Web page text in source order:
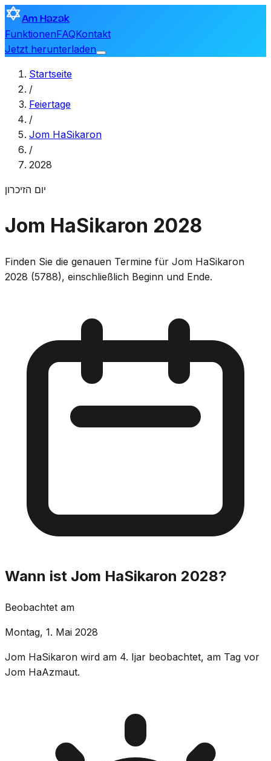
Am Hazak
FunktionenFAQKontakt
Jetzt herunterladen
Startseite
/
Feiertage
/
Jom HaSikaron
/
2028
יום הזיכרון
Jom HaSikaron 2028
Finden Sie die genauen Termine für Jom HaSikaron
2028 (5788), einschließlich Beginn und Ende.
Wann ist Jom HaSikaron 2028?
Beobachtet am
Montag, 1. Mai 2028
Jom HaSikaron wird am 4. Ijar beobachtet, am Tag vor
Jom HaAzmaut.